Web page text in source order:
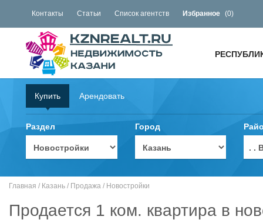
Контакты Статьи Список агентств Избранное (0)
Купить Арендовать
Раздел Город
. .
Главная / Казань / Продажа / Новостройки
Продается 1 ком. квартира в